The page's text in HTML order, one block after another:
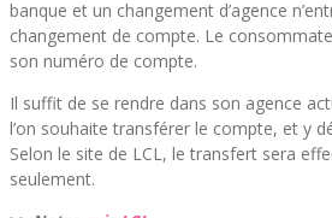
banque et un changement d’agence
changement de compte. Le
son numéro de compte.
Il suffit de se rendre dans son agence
l’on souhaite transférer le compte, et y
Selon le site de LCL, le transfert sera
seulement.